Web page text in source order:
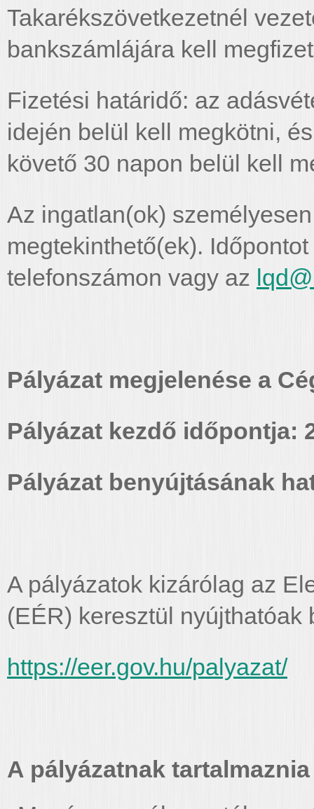
Takarékszövetkezetnél
bankszámlájára kell
Fizetési határidő: az
idején belül kell megkötni,
követő 30 napon belül kell
Az ingatlan(ok)
megtekinthető(ek).
telefonszámon vagy az
Pályázat megjelenése a
Pályázat kezdő időpontja:
Pályázat benyújtásának
A pályázatok kizárólag az
(EÉR) keresztül nyújthatóak
https://eer.gov.hu/palyazat/
A pályázatnak